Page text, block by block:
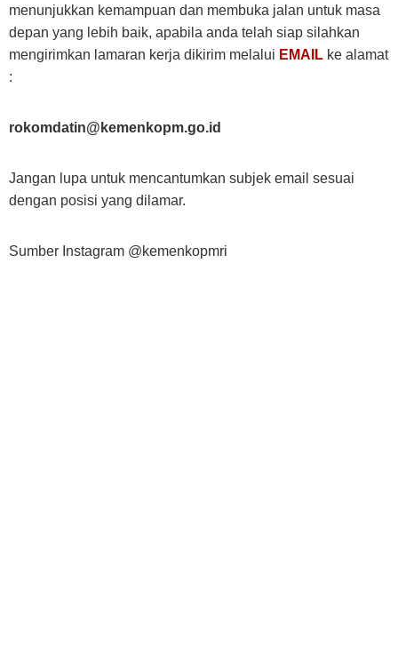
menunjukkan kemampuan dan membuka jalan untuk masa
depan yang lebih baik, apabila anda telah siap silahkan
mengirimkan lamaran kerja dikirim melalui EMAIL ke alamat
:
rokomdatin@kemenkopm.go.id
Jangan lupa untuk mencantumkan subjek email sesuai
dengan posisi yang dilamar.
Sumber Instagram @kemenkopmri